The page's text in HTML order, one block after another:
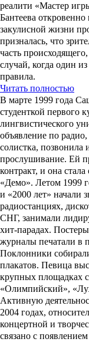
реалити «Мастер
Бантеева откровенно
закулисной жизни
призналась, что
часть
случай, когда один
правила.
Читать полностью
В марте 1999 года
студенткой первого
лингвистического
объявление по радио,
солистка, позвонила
прослушивание. Ей
контракт, и она
«Демо». Летом 1999
и «2000 лет» начали
радиостанциях,
СНГ, занимали
хит-парадах.
журналы печатали в
Поклонники
плакатов. Певица
крупных площадках
«Олимпийский»,
Активную
2004 годах,
концертной и
связано с